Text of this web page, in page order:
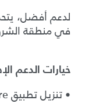
لدعم أفضل،
في منطقة الشرق
خيارات الدعم
• تنزيل تطبيق Defender Care الذي يتيح لك المساعدة الرقمية على مدار الساعة.